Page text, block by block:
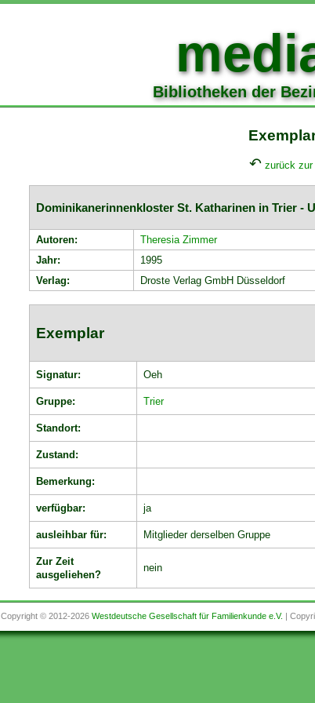
Bibliotheken der
↶ zurück
Dominikanerinnenkloster St. Katharinen in Trier -
Autoren:
Theresia Zimmer
Jahr:
1995
Verlag:
Droste Verlag GmbH Düsseldorf
Exemplar
Signatur: Oeh
Gruppe: Trier
Standort:
Zustand:
Bemerkung:
verfügbar: ja
ausleihbar für: Mitglieder derselben Gruppe
Zur Zeit
ausgeliehen?
nein
Copyright © 2012-2026Westdeutsche Gesellschaft für Familienkunde e.V. |